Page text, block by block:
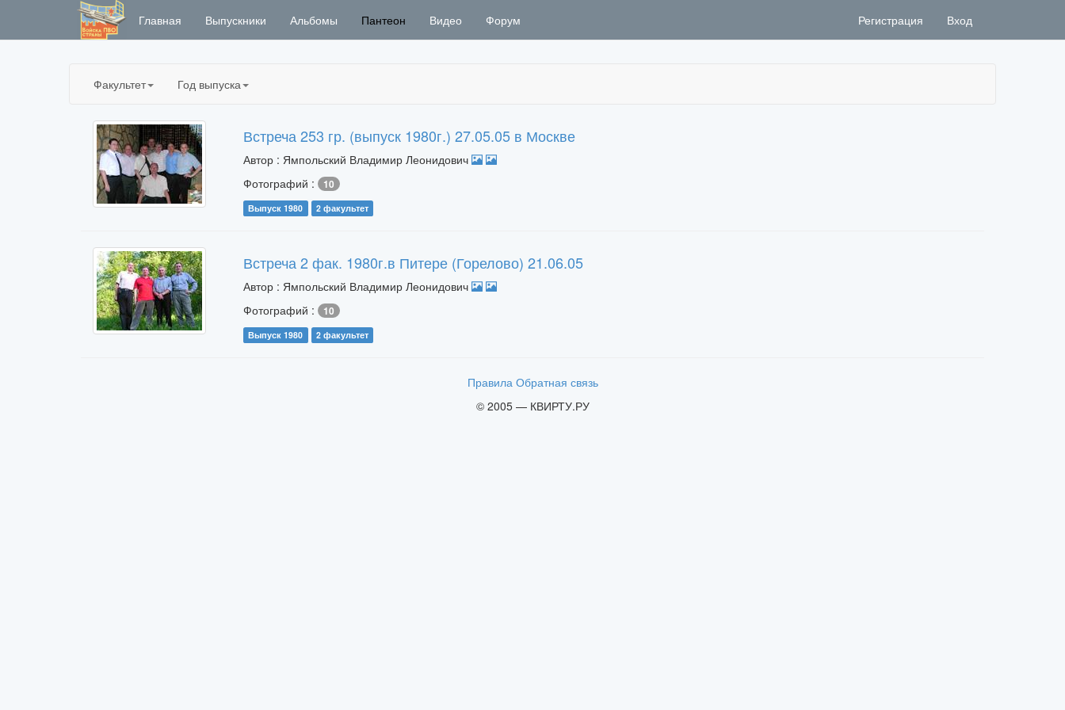
Главная Выпускники Альбомы Пантеон Видео Форум Регистрация Вход
Факультет Год выпуска
Встреча 253 гр. (выпуск 1980г.) 27.05.05 в Москве
Автор : Ямпольский Владимир Леонидович
Фотографий :
10
Выпуск 1980 2 факультет
Встреча 2 фак. 1980г.в Питере (Горелово) 21.06.05
Автор : Ямпольский Владимир Леонидович
Фотографий :
10
Выпуск 1980 2 факультет
Правила Обратная связь
© 2005 — КВИРТУ.РУ